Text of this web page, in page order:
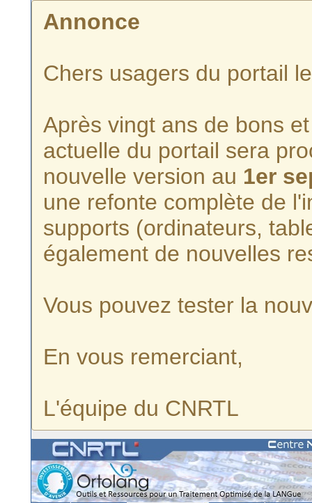
Annonce
Chers usagers du portail
Après vingt ans de bons
actuelle du portail sera
nouvelle version au 1er
une refonte complète de
supports (ordinateurs,
également de nouvelles
Vous pouvez tester la
En vous remerciant,
L'équipe du CNRTL